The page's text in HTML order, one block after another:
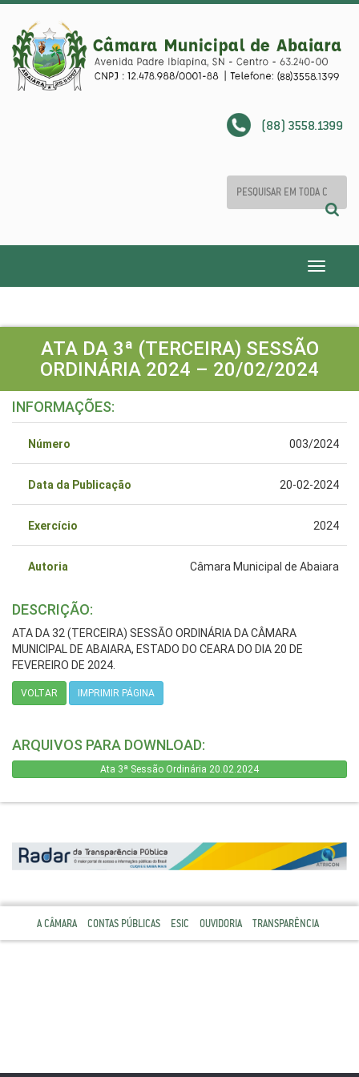
(88) 3558.1399
Toggle
ATA DA 3ª (TERCEIRA) SESSÃO
ORDINÁRIA 2024 – 20/02/2024
INFORMAÇÕES:
Número 003/2024
Data da Publicação 20-02-2024
Exercício 2024
Autoria Câmara Municipal de Abaiara
DESCRIÇÃO:
ATA DA 32 (TERCEIRA) SESSÃO ORDINÁRIA DA CÂMARA
MUNICIPAL DE ABAIARA, ESTADO DO CEARA DO DIA 20 DE
FEVEREIRO DE 2024.
VOLTAR IMPRIMIR PÁGINA
ARQUIVOS PARA DOWNLOAD:
Ata 3ª Sessão Ordinária 20.02.2024
A CÂMARA CONTAS PÚBLICAS ESIC OUVIDORIA TRANSPARÊNCIA